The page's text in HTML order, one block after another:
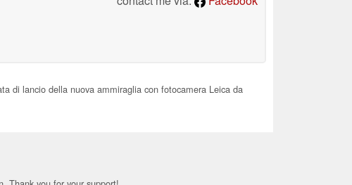
di lancio della nuova ammiraglia con fotocamera Leica da